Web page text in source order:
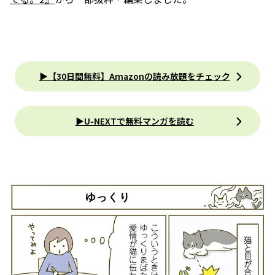
▶【30日間無料】Amazonの読み放題をチェック
▶U-NEXTで無料マンガを読む